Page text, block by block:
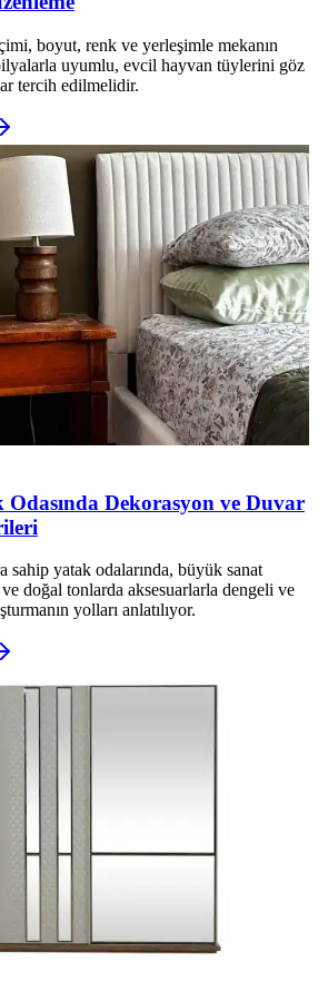
boyut, renk ve yerleşimle mekanın
uyumlu, evcil hayvan tüylerini göz
tercih edilmelidir.
Odasında Dekorasyon ve Duvar
sahip yatak odalarında, büyük sanat
doğal tonlarda aksesuarlarla dengeli ve
yolları anlatılıyor.